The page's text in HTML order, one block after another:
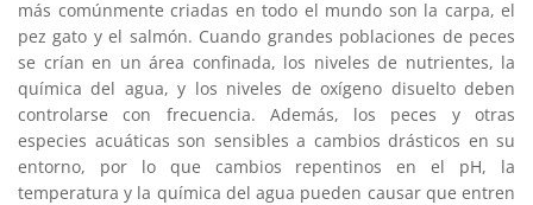
más comúnmente criadas en todo el mundo son la carpa, el
pez gato y el salmón. Cuando grandes poblaciones de peces
se crían en un área confinada, los niveles de nutrientes, la
química del agua, y los niveles de oxígeno disuelto deben
controlarse con frecuencia. Además, los peces y otras
especies acuáticas son sensibles a cambios drásticos en su
entorno, por lo que cambios repentinos en el pH, la
temperatura y la química del agua pueden causar que entren